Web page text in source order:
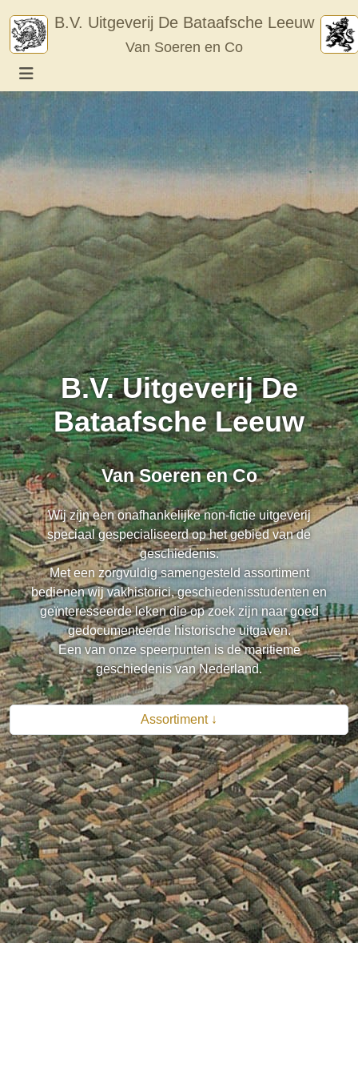
content
B.V. Uitgeverij De Bataafsche Leeuw
Van Soeren en Co
B.V. Uitgeverij De
Bataafsche Leeuw
Van Soeren en Co
Wij zijn een onafhankelijke non-fictie uitgeverij
speciaal gespecialiseerd op het gebied van de
geschiedenis.
Met een zorgvuldig samengesteld assortiment
bedienen wij vakhistorici, geschiedenisstudenten en
geïnteresseerde leken die op zoek zijn naar goed
gedocumenteerde historische uitgaven.
Een van onze speerpunten is de maritieme
geschiedenis van Nederland.
Assortiment ↓